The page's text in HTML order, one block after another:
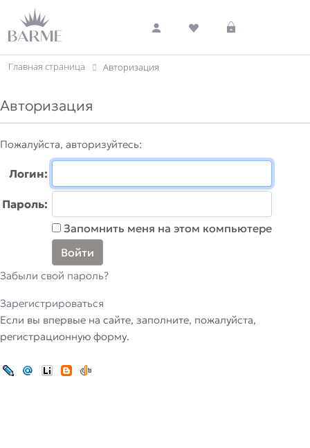
Главная страница Авторизация
Авторизация
Пожалуйста, авторизуйтесь:
Логин:
Пароль:
Запомнить меня на этом компьютере
Забыли свой пароль?
Зарегистрироваться
Если вы впервые на сайте, заполните, пожалуйста,
регистрационную форму.